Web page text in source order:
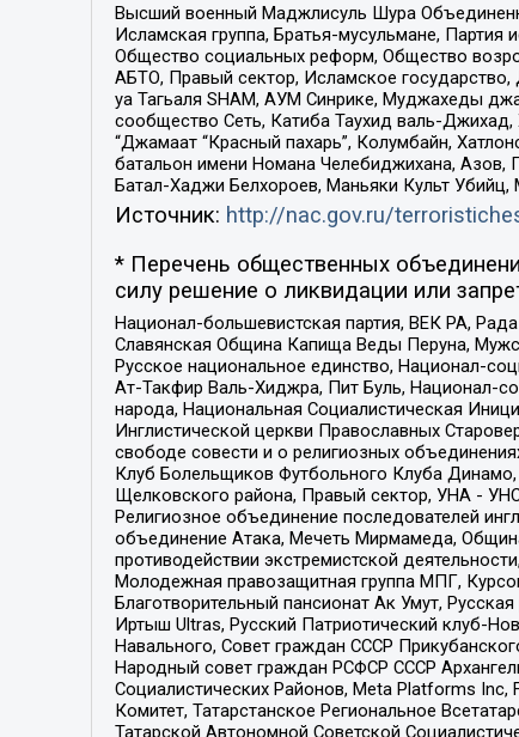
Высший военный Маджлисуль Шура
Исламская группа, Братья-мусульмане,
Общество социальных реформ, Общество
АБТО, Правый сектор, Исламское
уа Тагьаля SHAM, АУМ Синрике, Муджахеды
сообщество Сеть, Катиба Таухид валь-
“Джамаат “Красный пахарь”, Колумбайн,
батальон имени Номана Челебиджихана, Азов,
Батал-Хаджи Белхороев, Маньяки Культ
Источник: http://nac.gov.ru/
* Перечень общественных
силу решение о ликвидации или
Национал-большевистская партия, ВЕК РА,
Славянская Община Капища Веды Перуна,
Русское национальное единство, Национал-
Ат-Такфир Валь-Хиджра, Пит Буль, Национал-
народа, Национальная Социалистическая
Инглистической церкви Православных
свободе совести и о религиозных
Клуб Болельщиков Футбольного Клуба
Щелковского района, Правый сектор, УНА -
Религиозное объединение последователей
объединение Атака, Мечеть Мирмамеда,
противодействии экстремистской
Молодежная правозащитная группа МПГ,
Благотворительный пансионат Ак Умут,
Иртыш Ultras, Русский Патриотический клуб-
Навального, Совет граждан СССР
Народный совет граждан РСФСР СССР
Социалистических Районов, Meta Platforms
Комитет, Татарстанское Региональное
Татарской Автономной Советской